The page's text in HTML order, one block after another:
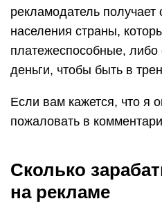
рекламодатель получает
населения страны,
платежеспособные, либо
деньги, чтобы быть в
Если вам кажется, что я
пожаловать в
Сколько
на рекламе